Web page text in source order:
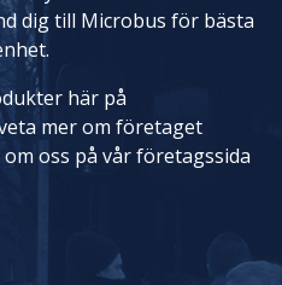
dig till Microbus för bästa
här på
mer om företaget
oss på vår företagssida